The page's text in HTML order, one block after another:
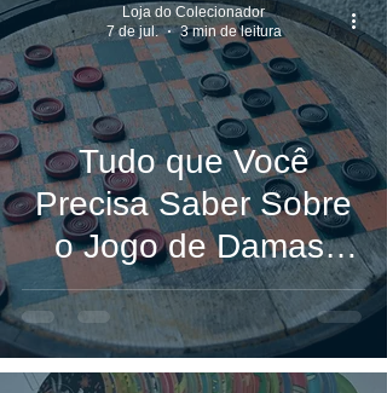
Tudo que Você
Precisa Saber Sobre
o Jogo de Damas:
História, Regras e
Estratégias
Vencedoras
Loja do Colecionador
7 de jul.
3 min de leitura